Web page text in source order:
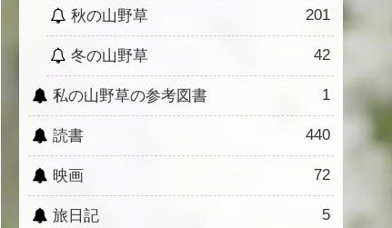
秋の山野草 201
冬の山野草 42
私の山野草の参考図書 1
読書 440
映画 72
旅日記 5